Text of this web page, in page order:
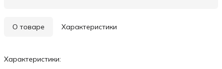
О товаре Характеристики
Характеристики: